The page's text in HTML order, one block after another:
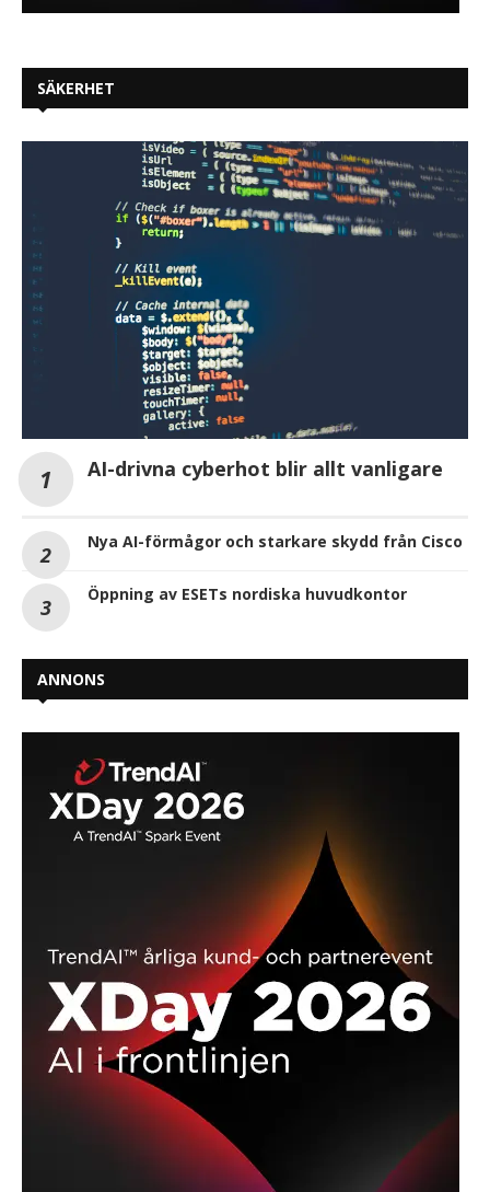
SÄKERHET
AI-drivna cyberhot blir allt vanligare
Nya AI-förmågor och starkare skydd från Cisco
Öppning av ESETs nordiska huvudkontor
ANNONS